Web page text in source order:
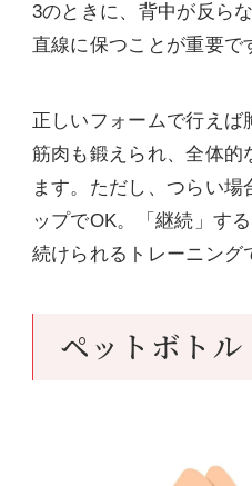
3のときに、背中が反ら
直線に保つことが重要で
正しいフォームで行え
筋肉も鍛えられ、全体的
ます。ただし、つらい
ップでOK。「継続」す
続けられるトレーニング
ペットボトル